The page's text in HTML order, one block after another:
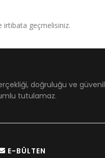
irtibata geçmelisiniz.
doğruluğu ve
tutulamaz.
E-BÜLTEN